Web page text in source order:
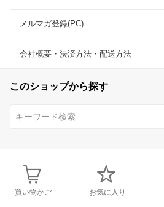
メルマガ登録(PC)
会社概要・決済方法・配送方法
このショップから探す
買い物かご お気に入り